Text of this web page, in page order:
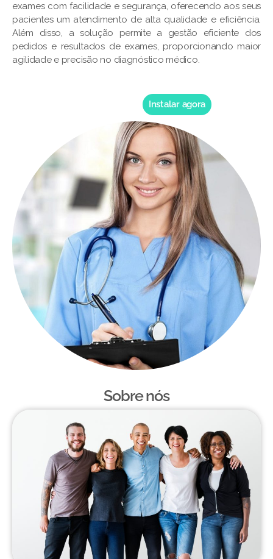
exames com facilidade e segurança, oferecendo aos seus
pacientes um atendimento de alta qualidade e eficiência.
Além disso, a solução permite a gestão eficiente dos
pedidos e resultados de exames, proporcionando maior
agilidade e precisão no diagnóstico médico.
Instalar agora
Sobre nós